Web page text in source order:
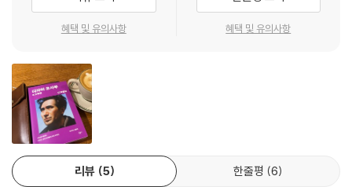
디 에센셜 시리즈의 세 번째 작가는 일본 데카당스 문학의 대표 작가 ‘다자
도 그의 생일에 지난 삶을 반추하며 쓴 에세이 「6월 19일」, 중세 시인 ‘프랑
수아 비용’을 모티프로 자전적 체험을 녹여 낸 단편 소설 「비용의 아내」 등
총 아홉 편의 작품을 소개한다. ‘부끄러움’ ‘자기반성’으로 대변되는 다자이
의 중후기 명작은 전후 일본을 휩쓸었던 사회적, 도덕적 혼란과 질풍노도
의 시대를 살아가는 젊은이들의 불안을 적나라하게 드러낸 것이 특징이다.
오늘날 독자들은 청년 세대의 절망을 적시하는 다자이 오사무의 예리한 필
력을 통해 어설픈 위로, 형식적인 공감 대신 누군가 ‘대신 울어 주는’ 듯한
혜택 및 유의사항 혜택 및 유의사항
리뷰 5 한줄평 6